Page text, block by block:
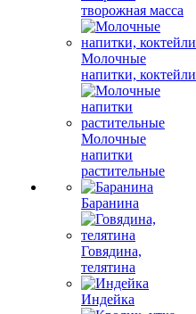
творожная масса
Молочные
напитки, коктейли
Молочные
напитки
растительные
Баранина
Говядина,
телятина
Индейка